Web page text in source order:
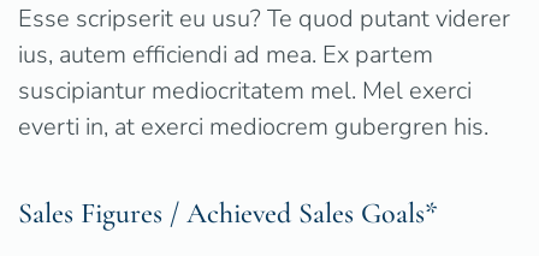
Esse scripserit eu usu? Te quod putant viderer
ius, autem efficiendi ad mea. Ex partem
suscipiantur mediocritatem mel. Mel exerci
everti in, at exerci mediocrem gubergren his.
Sales Figures / Achieved Sales Goals*